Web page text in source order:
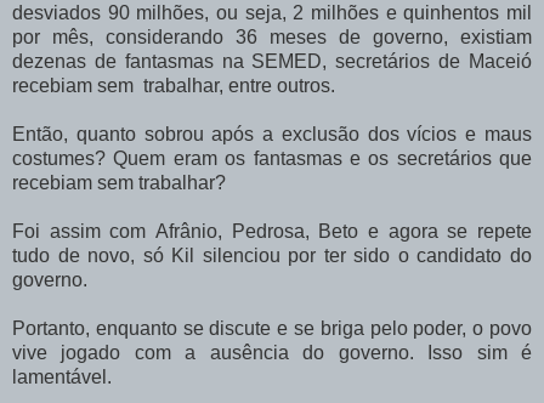
desviados 90 milhões, ou seja, 2 milhões e quinhentos mil
por mês, considerando 36 meses de governo, existiam
dezenas de fantasmas na SEMED, secretários de Maceió
recebiam sem trabalhar, entre outros.
Então, quanto sobrou após a exclusão dos vícios e maus
costumes? Quem eram os fantasmas e os secretários que
recebiam sem trabalhar?
Foi assim com Afrânio, Pedrosa, Beto e agora se repete
tudo de novo, só Kil silenciou por ter sido o candidato do
governo.
Portanto, enquanto se discute e se briga pelo poder, o povo
vive jogado com a ausência do governo. Isso sim é
lamentável.